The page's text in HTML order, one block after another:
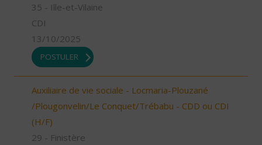
35 - Ille-et-Vilaine
CDI
13/10/2025
POSTULER
Auxiliaire de vie sociale - Locmaria-Plouzané
/Plougonvelin/Le Conquet/Trébabu - CDD ou CDI
(H/F)
29 - Finistère